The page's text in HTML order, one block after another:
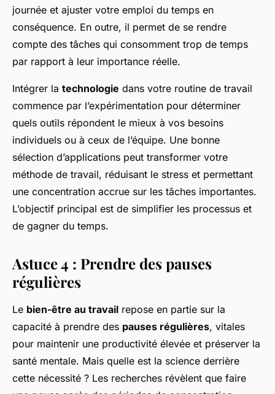
journée et ajuster votre emploi du temps en
conséquence. En outre, il permet de se rendre
compte des tâches qui consomment trop de temps
par rapport à leur importance réelle.
Intégrer la technologie dans votre routine de travail
commence par l’expérimentation pour déterminer
quels outils répondent le mieux à vos besoins
individuels ou à ceux de l’équipe. Une bonne
sélection d’applications peut transformer votre
méthode de travail, réduisant le stress et permettant
une concentration accrue sur les tâches importantes.
L’objectif principal est de simplifier les processus et
de gagner du temps.
Astuce 4 : Prendre des pauses
régulières
Le bien-être au travail repose en partie sur la
capacité à prendre des pauses régulières, vitales
pour maintenir une productivité élevée et préserver la
santé mentale. Mais quelle est la science derrière
cette nécessité ? Les recherches révèlent que faire